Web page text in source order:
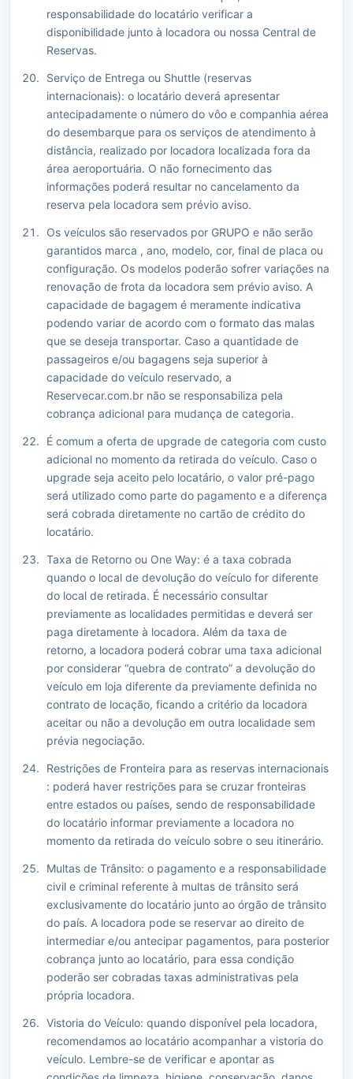
responsabilidade do locatário verificar a
disponibilidade junto à locadora ou nossa Central de
Reservas.
Serviço de Entrega ou Shuttle (reservas
internacionais): o locatário deverá apresentar
antecipadamente o número do vôo e companhia aérea
do desembarque para os serviços de atendimento à
distância, realizado por locadora localizada fora da
área aeroportuária. O não fornecimento das
informações poderá resultar no cancelamento da
reserva pela locadora sem prévio aviso.
Os veículos são reservados por GRUPO e não serão
garantidos marca , ano, modelo, cor, final de placa ou
configuração. Os modelos poderão sofrer variações na
renovação de frota da locadora sem prévio aviso. A
capacidade de bagagem é meramente indicativa
podendo variar de acordo com o formato das malas
que se deseja transportar. Caso a quantidade de
passageiros e/ou bagagens seja superior à
capacidade do veículo reservado, a
Reservecar.com.br não se responsabiliza pela
cobrança adicional para mudança de categoria.
É comum a oferta de upgrade de categoria com custo
adicional no momento da retirada do veículo. Caso o
upgrade seja aceito pelo locatário, o valor pré-pago
será utilizado como parte do pagamento e a diferença
será cobrada diretamente no cartão de crédito do
locatário.
Taxa de Retorno ou One Way: é a taxa cobrada
quando o local de devolução do veículo for diferente
do local de retirada. É necessário consultar
previamente as localidades permitidas e deverá ser
paga diretamente à locadora. Além da taxa de
retorno, a locadora poderá cobrar uma taxa adicional
por considerar “quebra de contrato” a devolução do
veículo em loja diferente da previamente definida no
contrato de locação, ficando a critério da locadora
aceitar ou não a devolução em outra localidade sem
prévia negociação.
Restrições de Fronteira para as reservas internacionais
: poderá haver restrições para se cruzar fronteiras
entre estados ou países, sendo de responsabilidade
do locatário informar previamente a locadora no
momento da retirada do veículo sobre o seu itinerário.
Multas de Trânsito: o pagamento e a responsabilidade
civil e criminal referente à multas de trânsito será
exclusivamente do locatário junto ao órgão de trânsito
do país. A locadora pode se reservar ao direito de
intermediar e/ou antecipar pagamentos, para posterior
cobrança junto ao locatário, para essa condição
poderão ser cobradas taxas administrativas pela
própria locadora.
Vistoria do Veículo: quando disponível pela locadora,
recomendamos ao locatário acompanhar a vistoria do
veículo. Lembre-se de verificar e apontar as